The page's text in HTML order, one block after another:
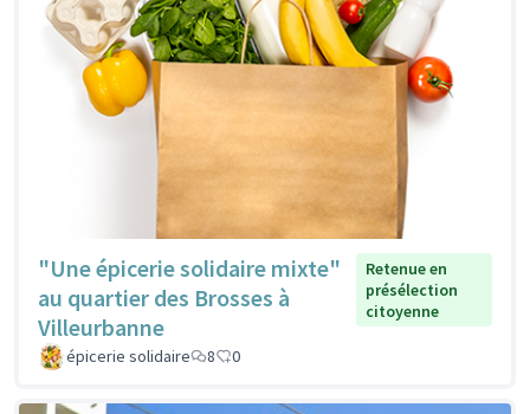
"Une épicerie solidaire mixte"
au quartier des Brosses à
Villeurbanne
Retenue en
présélection
citoyenne
épicerie solidaire 8 0